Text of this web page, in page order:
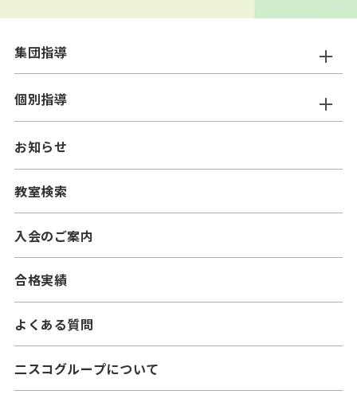
お知らせ
教室検索
入会のご案内
合格実績
よくある質問
二スコグループについて
集団指導
ニスコ進学スクール
━小学生コース
━中学生コース
━中学生コース
個別指導
ニスコパーソナル
━小学生コース
━中学生コース
━高校生コース